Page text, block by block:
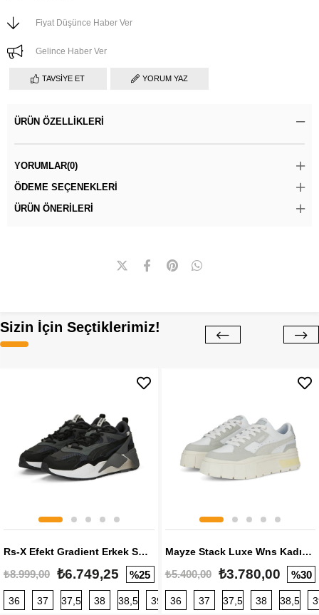
Fiyat Düşünce Haber Ver
Gelince Haber Ver
TAVSIYE ET YORUM YAZ
ÜRÜN ÖZELLIKLERI
YORUMLAR(0)
ÖDEME SEÇENEKLERI
ÜRÜN ÖNERILERI
Sizin İçin Seçtiklerimiz!
Rs-X Efekt Gradient Erkek Sneaker
₺8.999,00 ₺6.749,25 %25
36 37 37,5 38 38,5 39 40 40,5 41 42 42,5
Mayze Stack Luxe Wns Kadın Sneaker
₺5.400,00 ₺3.780,00 %30
36 37 37,5 38 38,5